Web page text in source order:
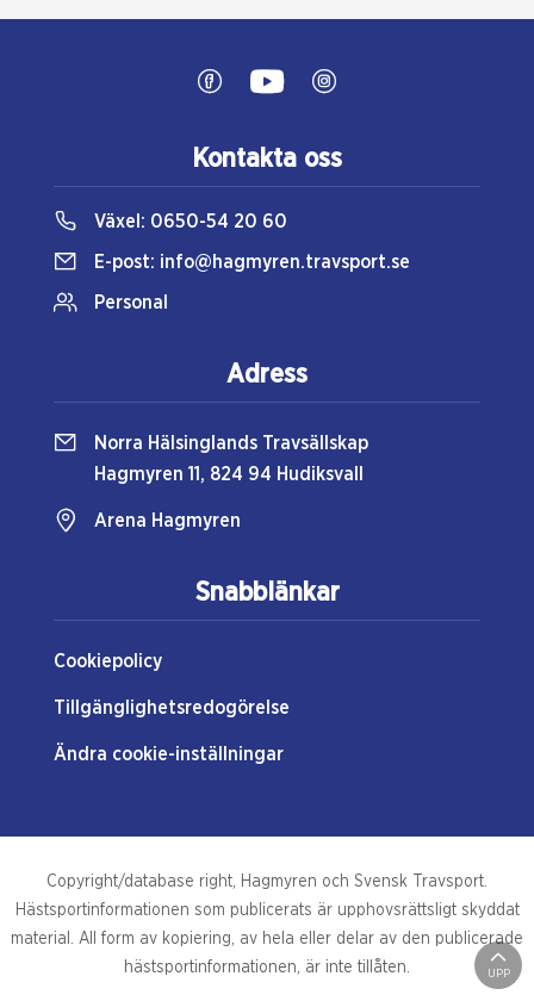
Snabblänkar
Cookiepolicy
Tillgänglighetsredogörelse
Ändra cookie-inställningar
Kontakta oss
Växel: 0650-54 20 60
E-post: info@hagmyren.travsport.se
Personal
Adress
Norra Hälsinglands Travsällskap
Hagmyren 11, 824 94 Hudiksvall
Arena Hagmyren
UPP
Copyright/database right, Hagmyren och Svensk Travsport.
Hästsportinformationen som publicerats är upphovsrättsligt skyddat
material. All form av kopiering, av hela eller delar av den publicerade
hästsportinformationen, är inte tillåten.